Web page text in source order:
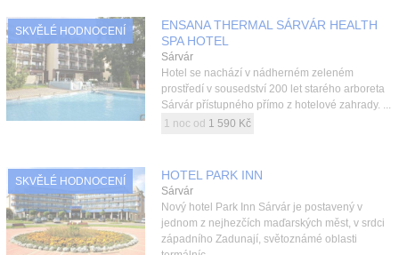
SKVĚLÉ HODNOCENÍ
ENSANA THERMAL SÁRVÁR HEALTH
SPA HOTEL
Sárvár
Hotel se nachází v nádherném zeleném
prostředí v sousedství 200 let starého arboreta
Sárvár přístupného přímo z hotelové zahrady. ...
1 noc od 1 590 Kč
SKVĚLÉ HODNOCENÍ HOTEL PARK INN
Sárvár
Nový hotel Park Inn Sárvár je postavený v
jednom z nejhezčích maďarských měst, v srdci
západního Zadunají, světoznámé oblasti